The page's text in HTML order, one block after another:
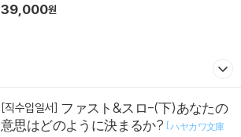
39,000원
[직수입일서]
意思はどのように決まるか? [ハヤカワ文庫